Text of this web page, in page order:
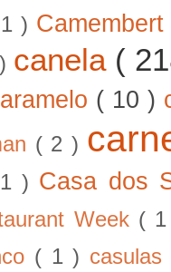
)
canela (
( 10 )
( 2 )
) Casa dos
Week (
( 1 )